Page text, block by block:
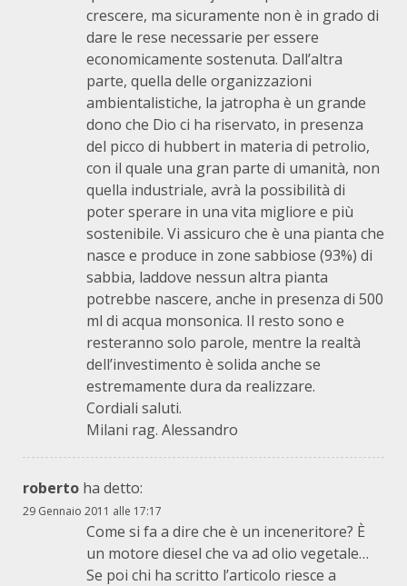
crescere, ma sicuramente non è in grado di
dare le rese necessarie per essere
economicamente sostenuta. Dall’altra
parte, quella delle organizzazioni
ambientalistiche, la jatropha è un grande
dono che Dio ci ha riservato, in presenza
del picco di hubbert in materia di petrolio,
con il quale una gran parte di umanità, non
quella industriale, avrà la possibilità di
poter sperare in una vita migliore e più
sostenibile. Vi assicuro che è una pianta che
nasce e produce in zone sabbiose (93%) di
sabbia, laddove nessun altra pianta
potrebbe nascere, anche in presenza di 500
ml di acqua monsonica. Il resto sono e
resteranno solo parole, mentre la realtà
dell’investimento è solida anche se
estremamente dura da realizzare.
Cordiali saluti.
Milani rag. Alessandro
roberto ha detto:
29 Gennaio 2011 alle 17:17
Come si fa a dire che è un inceneritore? È
un motore diesel che va ad olio vegetale…
Se poi chi ha scritto l’articolo riesce a